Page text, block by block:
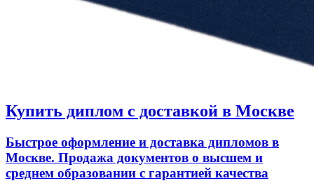
Купить диплом с доставкой в Москве
Быстрое оформление и доставка дипломов в
Москве. Продажа документов о высшем и
среднем образовании с гарантией качества